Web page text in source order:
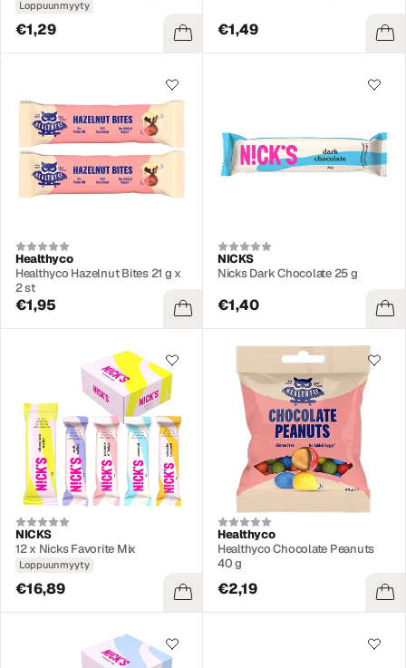
Loppuunmyyty
€1,29 €1,49
Healthyco
Healthyco Hazelnut Bites 21 g x
2 st
€1,95
NICKS
Nicks Dark Chocolate 25 g
€1,40
NICKS
12 x Nicks Favorite Mix
Loppuunmyyty
€16,89
Healthyco
Healthyco Chocolate Peanuts
40 g
€2,19